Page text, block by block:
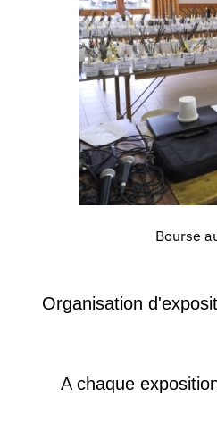
Bourse
Organisation d'
A chaque